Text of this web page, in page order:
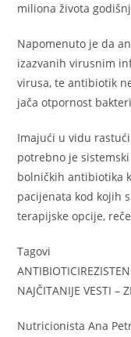
miliona života
Napomenuto je da
izazvanih virusnim
virusa, te antibiotik
jača otpornost
Imajući u vidu
potrebno je
bolničkih antibiotika
pacijenata kod kojih
terapijske opcije,
Tagovi
NAJČITANIJE VESTI –
Nutricionista Ana